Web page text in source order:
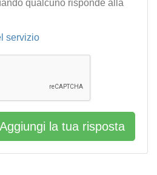
qualcuno risponde alla
servizio
Aggiungi la tua risposta